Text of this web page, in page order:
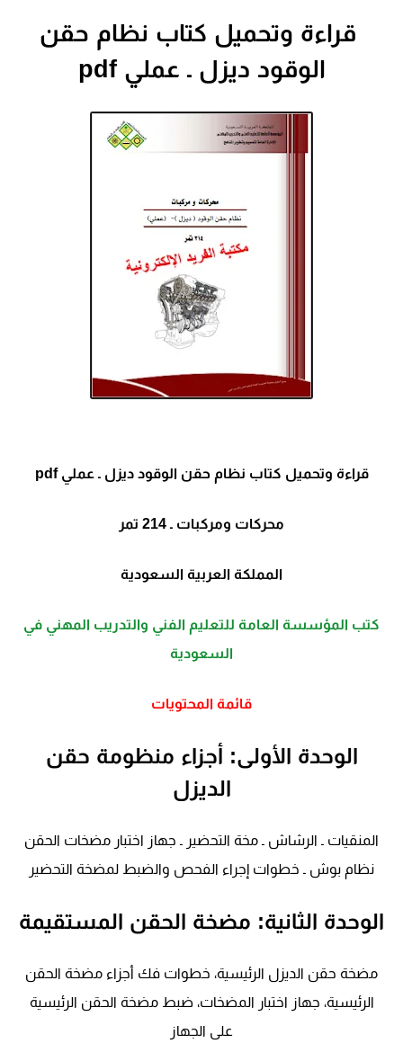
قراءة وتحميل كتاب نظام حقن
الوقود ديزل ـ عملي pdf
قراءة وتحميل كتاب نظام حقن الوقود ديزل ـ عملي pdf
محركات ومركبات ـ 214 تمر
المملكة العربية السعودية
كتب المؤسسة العامة للتعليم الفني والتدريب المهني في
السعودية
قائمة المحتويات
الوحدة الأولى: أجزاء منظومة حقن
الديزل
المنقيات ـ الرشاش ـ مخة التحضير ـ جهاز اختبار مضخات الحقن
نظام بوش ـ خطوات إجراء الفحص والضبط لمضخة التحضير
الوحدة الثانية: مضخة الحقن المستقيمة
مضخة حقن الديزل الرئيسية، خطوات فك أجزاء مضخة الحقن
الرئيسية، جهاز اختبار المضخات، ضبط مضخة الحقن الرئيسية
على الجهاز